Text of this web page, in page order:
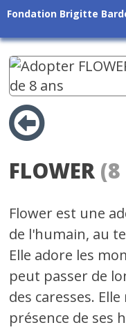
Fondation Brigitte
FLOWER
Flower est une
de l'humain, au
Elle adore les
peut passer de
des caresses.
présence de ses